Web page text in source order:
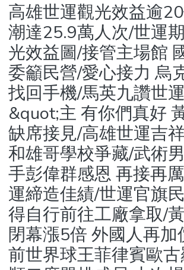
Statistics
高雄世運觀光效益逾
潮達25.9萬人次/世運
光效益圖/接管主場館
委籲民營/愛心接力 烏
找回手機/馬英九讚世
&quot;主 有你們真好
缺席接見/高雄世運吉
和雄哥學校爭藏/武術
手彭偉群感恩 再接再
運締造佳績/世運官旗
得自行前往工廠拿取/
閉幕漲5倍 外國人再
前世界球王菲律賓歐